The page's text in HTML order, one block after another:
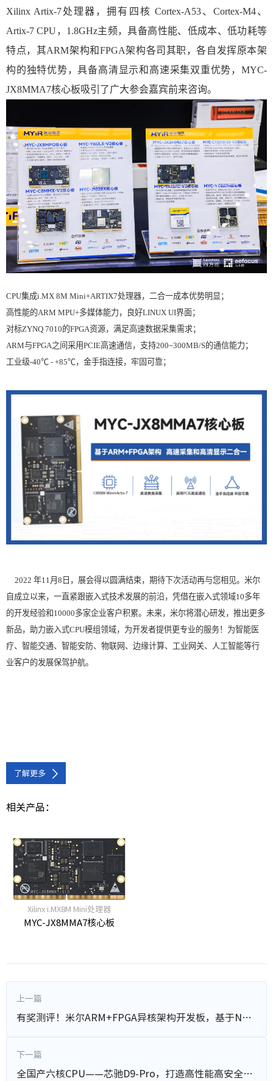
Xilinx Artix-7处理器，拥有四核 Cortex-A53、Cortex-M4、
Artix-7 CPU，1.8GHz主频，具备高性能、低成本、低功耗等
特点，其ARM架构和FPGA架构各司其职，各自发挥原本架
构的独特优势，具备高清显示和高速采集双重优势，MYC-
JX8MMA7核心板吸引了广大参会嘉宾前来咨询。
CPU集成i.MX 8M Mini+ARTIX7处理器，二合一成本优势明显；
高性能的ARM MPU+多媒体能力，良好LINUX UI界面；
对标ZYNQ 7010的FPGA资源，满足高速数据采集需求；
ARM与FPGA之间采用PCIE高速通信，支持200~300MB/S的通信能力；
工业级-40℃ - +85℃，金手指连接，牢固可靠；
2022 年11月8日，展会得以圆满结束，期待下次活动再与您相见。米尔
自成立以来， 一直紧跟嵌入式技术发展的前沿，凭借在嵌入式领域10多年
的开发经验和10000多家企业客户积累。未来，米尔将潜心研发，推出更多
新品，助力嵌入式CPU模组领域，为开发者提供更专业的服务！为智能医
疗、智能交通、智能安防、物联网、边缘计算、工业网关、人工智能等行
业客户的发展保驾护航。
了解更多
相关产品：
Xilinx i.MX8M Mini处理器
MYC-JX8MMA7核心板
上一篇
有奖测评！米尔ARM+FPGA异核架构开发板，基于NXP i.MX8M Mini及Xilinx Artix-7处理器
下一篇
全国产六核CPU——芯驰D9-Pro，打造高性能高安全显控方案